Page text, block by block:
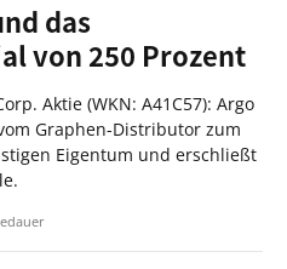
das
von 250 Prozent
Aktie (WKN: A41C57): Argo
Graphen-Distributor zum
Eigentum und erschließt